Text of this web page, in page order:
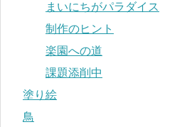
まいにちがパラダイス
制作のヒント
楽園への道
課題添削中
塗り絵
鳥